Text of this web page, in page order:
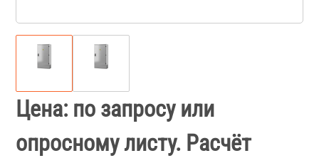
Цена: по запросу или
опросному листу. Расчёт